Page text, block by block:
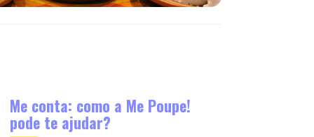
Me conta: como a Me Poupe!
pode te ajudar?